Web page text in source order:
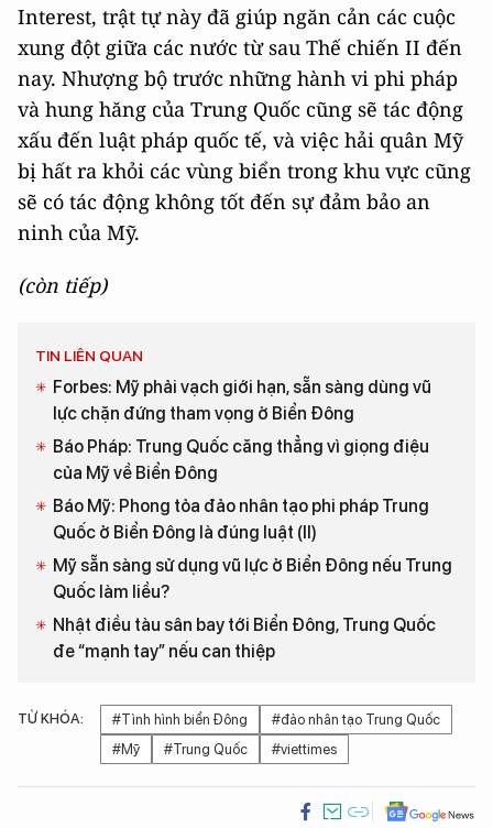
Interest, trật tự này đã giúp ngăn cản các cuộc
xung đột giữa các nước từ sau Thế chiến II đến
nay. Nhượng bộ trước những hành vi phi pháp
và hung hăng của Trung Quốc cũng sẽ tác động
xấu đến luật pháp quốc tế, và việc hải quân Mỹ
bị hất ra khỏi các vùng biển trong khu vực cũng
sẽ có tác động không tốt đến sự đảm bảo an
ninh của Mỹ.
(còn tiếp)
TIN LIÊN QUAN
Forbes: Mỹ phải vạch giới hạn, sẵn sàng dùng vũ
lực chặn đứng tham vọng ở Biển Đông
Báo Pháp: Trung Quốc căng thẳng vì giọng điệu
của Mỹ về Biển Đông
Báo Mỹ: Phong tỏa đảo nhân tạo phi pháp Trung
Quốc ở Biển Đông là đúng luật (II)
Mỹ sẵn sàng sử dụng vũ lực ở Biển Đông nếu Trung
Quốc làm liều?
Nhật điều tàu sân bay tới Biển Đông, Trung Quốc
đe “mạnh tay” nếu can thiệp
TỪ KHÓA: #Tình hình biển Đông
#đảo nhân tạo Trung Quốc
#Mỹ
#Trung Quốc #viettimes